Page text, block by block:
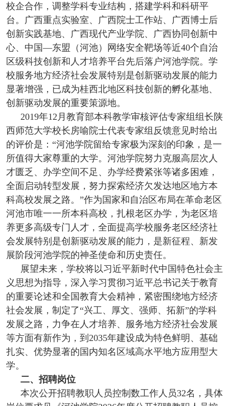
校企合作，调整学科专业结构，搭建学科和科研平
台。广西重点实验室、广西院士工作站、广西博士后
创新实践基地、广西现代产业学院、广西协同创新中
心、中国—东盟（河池）网络安全靶场等近40个自治
区级科技创新和人才培养平台先后落户河池学院。学
校服务地方经济社会发展特别是创新驱动发展的能力
显著增强，已成为桂西北地区科技创新的孵化基地、
创新驱动发展的重要策源地。
2019年12月教育部本科教学审核评估专家组组长陕
西师范大学校长房喻院士代表专家组反馈意见时给出
的评价是：“河池学院留给专家极为深刻的印象，是一
所值得大家尊重的大学。河池学院努力克服高层次人
才匮乏、办学空间不足、办学经费紧张等诸多困难，
全面启动转型发展，努力探索经济欠发达地区地方本
科高校发展之路。”作为国家和自治区布局在革命老区
河池市唯一一所本科高校，扎根老区办学，为老区培
养更多高级专门人才，全面提高学校服务老区经济社
会发展特别是创新驱动发展的能力，是新征程、新发
展阶段河池学院的神圣使命和历史责任。
展望未来，学校将以习近平新时代中国特色社会主
义思想为指导，深入学习贯彻习近平总书记关于教育
的重要论述和全国教育大会精神，紧密围绕地方经济
社会发展，制定了“兴工、厚文、强师、拓新”的学科
发展之路，力争在人才培养、服务地方经济社会发展
等方面有新作为，到2035年建设成为特色鲜明、基础
扎实、优势显著的国内知名区域高水平地方应用型大
学。
二、招聘岗位
本次公开招聘教职人员控制数工作人员32名，具体